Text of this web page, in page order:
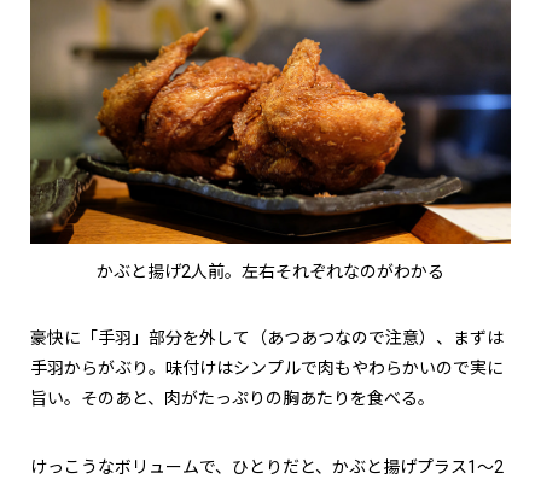
かぶと揚げ2人前。左右それぞれなのがわかる
豪快に「手羽」部分を外して（あつあつなので注意）、まずは
手羽からがぶり。味付けはシンプルで肉もやわらかいので実に
旨い。そのあと、肉がたっぷりの胸あたりを食べる。
けっこうなボリュームで、ひとりだと、かぶと揚げプラス1〜2